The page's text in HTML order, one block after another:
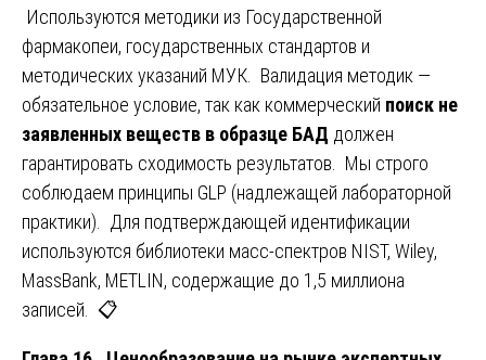
Используются методики из Государственной
фармакопеи, государственных стандартов и
методических указаний МУК. Валидация методик —
обязательное условие, так как коммерческий поиск не
заявленных веществ в образце БАД должен
гарантировать сходимость результатов. Мы строго
соблюдаем принципы GLP (надлежащей лабораторной
практики). Для подтверждающей идентификации
используются библиотеки масс-спектров NIST, Wiley,
MassBank, METLIN, содержащие до 1,5 миллиона
записей. 📋